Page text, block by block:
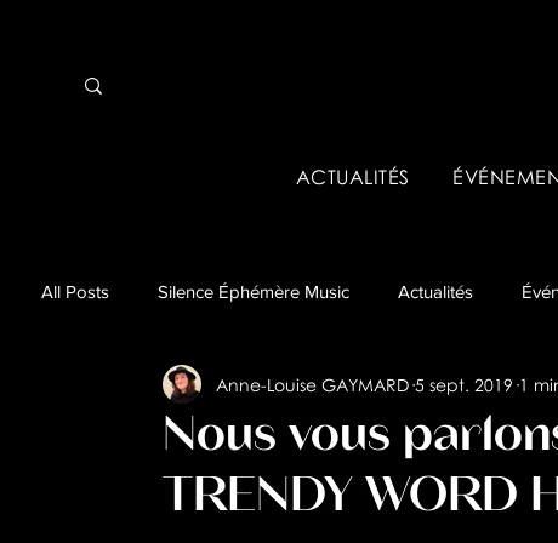
ACTUALITÉS
All Posts Silence Éphémère Music Actualités
Événements pros & Tremplins Business
Nous vous
TRENDY WORD
Anne-Louise GAYMARD 5 sept. 2019 1